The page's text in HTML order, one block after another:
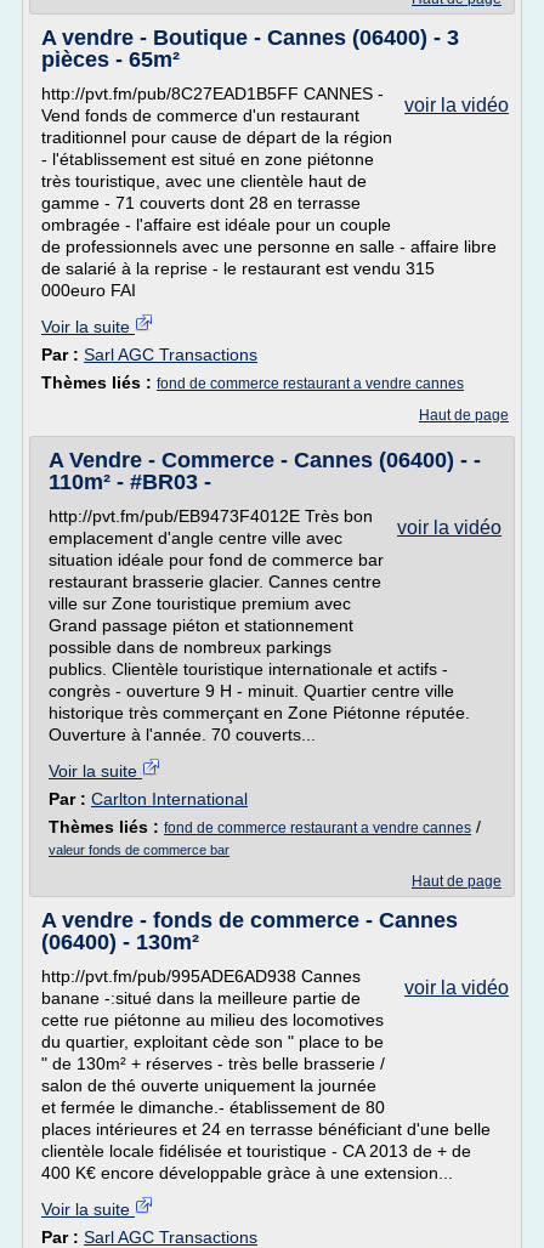
A vendre - Boutique - Cannes (06400) - 3
pièces - 65m²
voir la vidéo
http://pvt.fm/pub/8C27EAD1B5FF CANNES -
Vend fonds de commerce d'un restaurant
traditionnel pour cause de départ de la région
- l'établissement est situé en zone piétonne
très touristique, avec une clientèle haut de
gamme - 71 couverts dont 28 en terrasse
ombragée - l'affaire est idéale pour un couple
de professionnels avec une personne en salle - affaire libre
de salarié à la reprise - le restaurant est vendu 315
000euro FAI
Voir la suite
Par : Sarl AGC Transactions
Thèmes liés : fond de commerce restaurant a vendre cannes
Haut de page
A Vendre - Commerce - Cannes (06400) - -
110m² - #BR03 -
voir la vidéo
http://pvt.fm/pub/EB9473F4012E Très bon
emplacement d'angle centre ville avec
situation idéale pour fond de commerce bar
restaurant brasserie glacier. Cannes centre
ville sur Zone touristique premium avec
Grand passage piéton et stationnement
possible dans de nombreux parkings
publics. Clientèle touristique internationale et actifs -
congrès - ouverture 9 H - minuit. Quartier centre ville
historique très commerçant en Zone Piétonne réputée.
Ouverture à l'année. 70 couverts...
Voir la suite
Par : Carlton International
Thèmes liés : fond de commerce restaurant a vendre cannes /
valeur fonds de commerce bar
Haut de page
A vendre - fonds de commerce - Cannes
(06400) - 130m²
voir la vidéo
http://pvt.fm/pub/995ADE6AD938 Cannes
banane -:situé dans la meilleure partie de
cette rue piétonne au milieu des locomotives
du quartier, exploitant cède son " place to be
" de 130m² + réserves - très belle brasserie /
salon de thé ouverte uniquement la journée
et fermée le dimanche.- établissement de 80
places intérieures et 24 en terrasse bénéficiant d'une belle
clientèle locale fidélisée et touristique - CA 2013 de + de
400 K€ encore développable gràce à une extension...
Voir la suite
Par : Sarl AGC Transactions